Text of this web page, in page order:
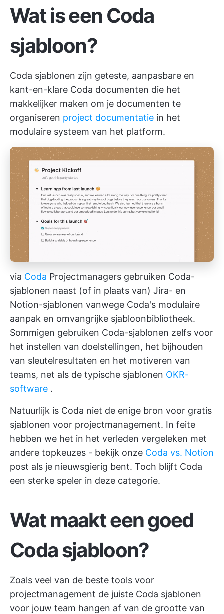
Wat is een Coda
sjabloon?
Coda sjablonen zijn geteste, aanpasbare en
kant-en-klare Coda documenten die het
makkelijker maken om je documenten te
organiseren project documentatie in het
modulaire systeem van het platform.
via Coda Projectmanagers gebruiken Coda-
sjablonen naast (of in plaats van) Jira- en
Notion-sjablonen vanwege Coda's modulaire
aanpak en omvangrijke sjabloonbibliotheek.
Sommigen gebruiken Coda-sjablonen zelfs voor
het instellen van doelstellingen, het bijhouden
van sleutelresultaten en het motiveren van
teams, net als de typische sjablonen OKR-
software .
Natuurlijk is Coda niet de enige bron voor gratis
sjablonen voor projectmanagement. In feite
hebben we het in het verleden vergeleken met
andere topkeuzes - bekijk onze Coda vs. Notion
post als je nieuwsgierig bent. Toch blijft Coda
een sterke speler in deze categorie.
Wat maakt een goed
Coda sjabloon?
Zoals veel van de beste tools voor
projectmanagement de juiste Coda sjablonen
voor jouw team hangen af van de grootte van